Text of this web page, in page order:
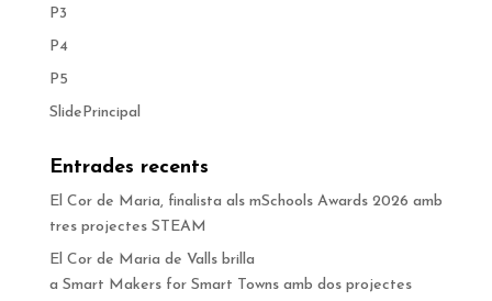
P3
P4
P5
SlidePrincipal
Entrades recents
El Cor de Maria, finalista als mSchools Awards 2026 amb
tres projectes STEAM
El Cor de Maria de Valls brilla
a Smart Makers for Smart Towns amb dos projectes